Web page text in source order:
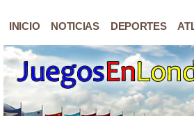
INICIO NOTICIAS DEPORTES